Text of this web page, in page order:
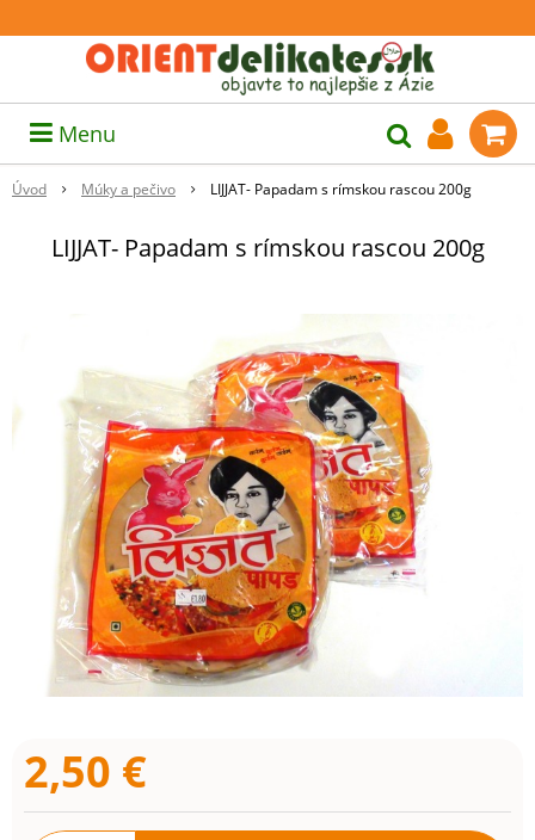
Menu
Úvod Múky a pečivo LIJJAT- Papadam s rímskou rascou 200g
LIJJAT- Papadam s rímskou rascou 200g
2,50 €